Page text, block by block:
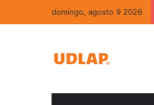
domingo, agosto 9 2026